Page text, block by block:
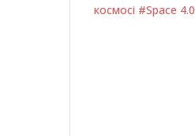
космосі #Space 4.0